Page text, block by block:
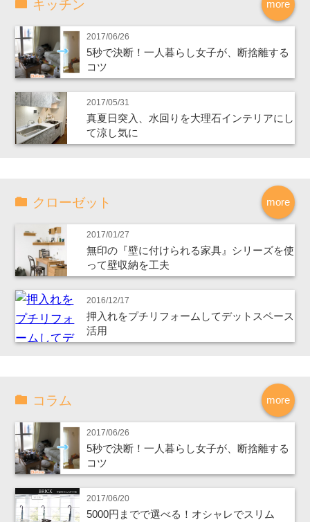
more
キッチン
2017/06/26
5秒で決断！一人暮らし女子が、断捨離する
コツ
2017/05/31
真夏日突入、水回りを大理石インテリアにし
て涼し気に
more
クローゼット
2017/01/27
無印の『壁に付けられる家具』シリーズを使
って壁収納を工夫
2016/12/17
押入れをプチリフォームしてデットスペース
活用
more
コラム
2017/06/26
5秒で決断！一人暮らし女子が、断捨離する
コツ
2017/06/20
5000円までで選べる！オシャレでスリム